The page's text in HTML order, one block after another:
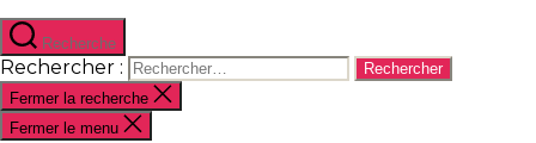
Recherche
Rechercher :
Fermer la recherche
Fermer le menu